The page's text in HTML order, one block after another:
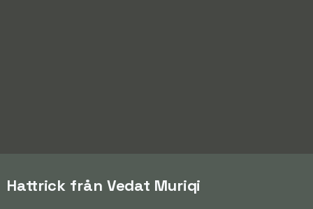
Hattrick från Vedat Muriqi